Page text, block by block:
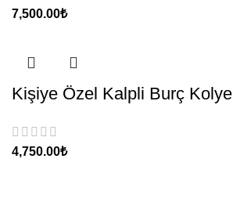
₺
Kişiye Özel Kalpli Burç Kolye
₺